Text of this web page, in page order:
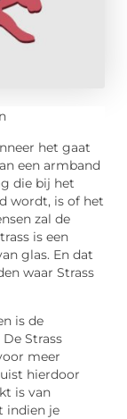
het gaat
een armband
die bij het
wordt, is of het
zal de
is een
glas. En dat
waar Strass
is de
Strass
meer
hierdoor
is van
indien je